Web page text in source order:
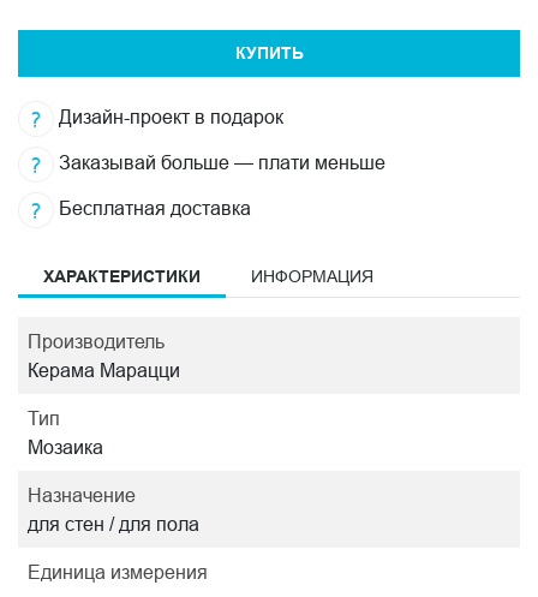
КУПИТЬ
Дизайн-проект в подарок
Заказывай больше — плати меньше
Бесплатная доставка
ХАРАКТЕРИСТИКИ ИНФОРМАЦИЯ
Производитель
Керама Марацци
Тип
Мозаика
Назначение
для стен / для пола
Единица измерения